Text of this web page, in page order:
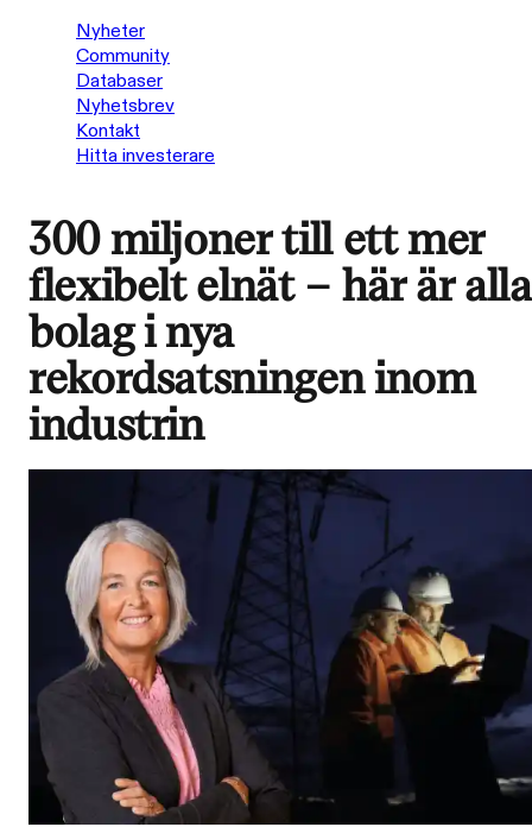
Nyheter
Community
Databaser
Nyhetsbrev
Kontakt
Hitta investerare
300 miljoner till ett mer
flexibelt elnät – här är alla
bolag i nya
rekordsatsningen inom
industrin